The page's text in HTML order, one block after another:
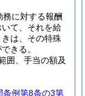
に対する報酬
て、それを給
は、その特殊
きる。
囲、手当の額及
条例第8条の3第